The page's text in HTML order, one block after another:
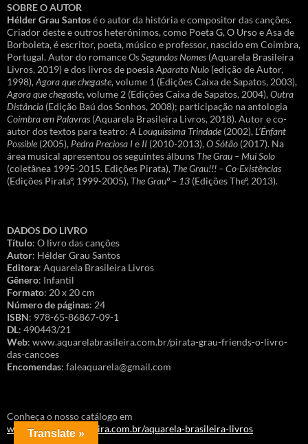
SOBRE O AUTOR
Hélder Grau Santosé o autor da história e compositor das canções.
Criador deste e outros heterónimos, como Poeta G, O Urso e Asa de
Borboleta, é escritor, poeta, músico e professor, nascido em Coimbra,
Portugal. Autor do romanceOs Segundos Nomes (Aquarela Brasileira
Livros, 2019) e dos livros de poesiaAparato Nulo (edição de Autor,
1998),Agora que chegaste, volume 1 (Edições Caixa de Sapatos, 2003),
Agora que chegaste, volume 2 (Edições Caixa de Sapatos, 2004),Outra
Distância (Edição Baú dos Sonhos, 2008); participação na antologia
Coimbra em Palavras (Aquarela Brasileira Livros, 2018). Autor e co-
autor dos textos para teatro: A Louquíssima Trindade (2002),L’Énfant
Possible (2005), Pedra Preciosa Ie II (2010-2013),O Sótão (2017). Na
área musical apresentou os seguintes álbuns The Grau – Mui Solo
(coletânea 1995-2015. Edições Pirata), The Grau!!! – Co-Existências
(Edições Pirataº, 1999-2005), The Grauº – 13 (Edições Theº, 2013).
DADOS DO LIVRO
Título: O livro das canções
Autor: Hélder Grau Santos
Editora: Aquarela Brasileira Livros
Gênero: Infantil
Formato: 20 x 20 cm
Número de páginas: 24
ISBN: 978-65-86867-09-1
DL: 490443/21
Web: www.aquarelabrasileira.com.br/pirata-grau-friends-o-livro-
das-cancoes
Encomendas: faleaquarela@gmail.com
Conheça o nosso catálogo em
www.aquarelabrasileira.com.br/aquarela-brasileira-livros
Translate »